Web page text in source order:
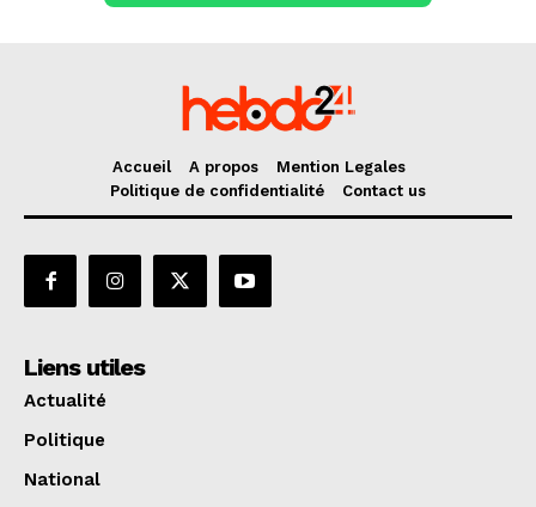
Accueil A propos
Mention Legales
Politique de confidentialité
Contact us
Liens utiles
Actualité
Politique
National